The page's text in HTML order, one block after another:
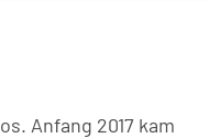
Anfang 2017 kam